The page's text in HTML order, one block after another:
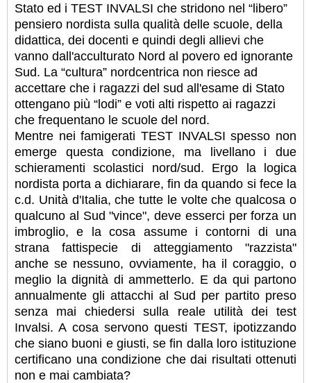
Stato ed i TEST INVALSI che stridono nel “libero”
pensiero nordista sulla qualità delle scuole, della
didattica, dei docenti e quindi degli allievi che
vanno dall'acculturato Nord al povero ed ignorante
Sud. La “cultura” nordcentrica non riesce ad
accettare che i ragazzi del sud all'esame di Stato
ottengano più “lodi” e voti alti rispetto ai ragazzi
che frequentano le scuole del nord.
Mentre nei famigerati TEST INVALSI spesso non
emerge questa condizione, ma livellano i due
schieramenti scolastici nord/sud. Ergo la logica
nordista porta a dichiarare, fin da quando si fece la
c.d. Unità d'Italia, che tutte le volte che qualcosa o
qualcuno al Sud "vince", deve esserci per forza un
imbroglio, e la cosa assume i contorni di una
strana fattispecie di atteggiamento "razzista"
anche se nessuno, ovviamente, ha il coraggio, o
meglio la dignità di ammetterlo. E da qui partono
annualmente gli attacchi al Sud per partito preso
senza mai chiedersi sulla reale utilità dei test
Invalsi. A cosa servono questi TEST, ipotizzando
che siano buoni e giusti, se fin dalla loro istituzione
certificano una condizione che dai risultati ottenuti
non e mai cambiata?